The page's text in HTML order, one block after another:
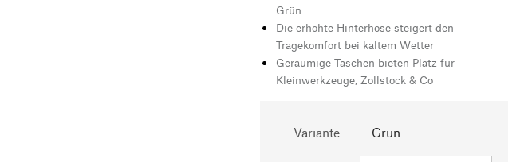
Grün
Die erhöhte Hinterhose steigert den
Tragekomfort bei kaltem Wetter
Geräumige Taschen bieten Platz für
Kleinwerkzeuge, Zollstock & Co
Variante Grün